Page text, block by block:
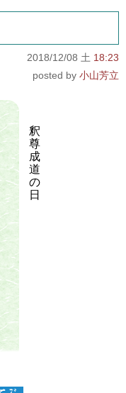
2018/12/08 土 18:23
小山芳立
釈
尊
成
道
の
日